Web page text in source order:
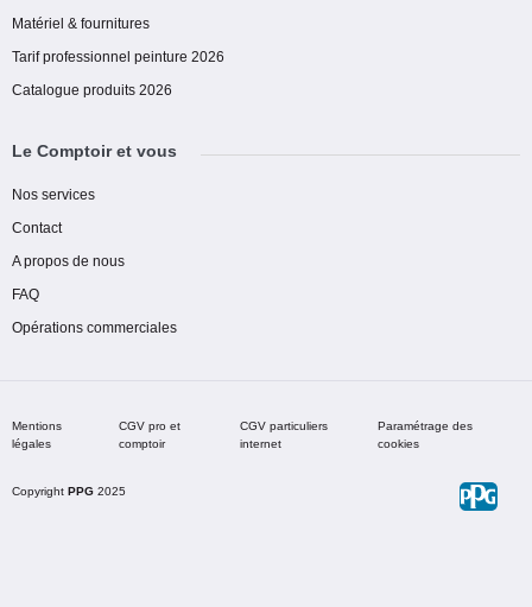
Matériel & fournitures
Tarif professionnel peinture 2026
Catalogue produits 2026
Le Comptoir et vous
Nos services
Contact
A propos de nous
FAQ
Opérations commerciales
Mentions
légales
CGV pro et
comptoir
CGV particuliers
internet
Paramétrage des
cookies
Copyright PPG 2025